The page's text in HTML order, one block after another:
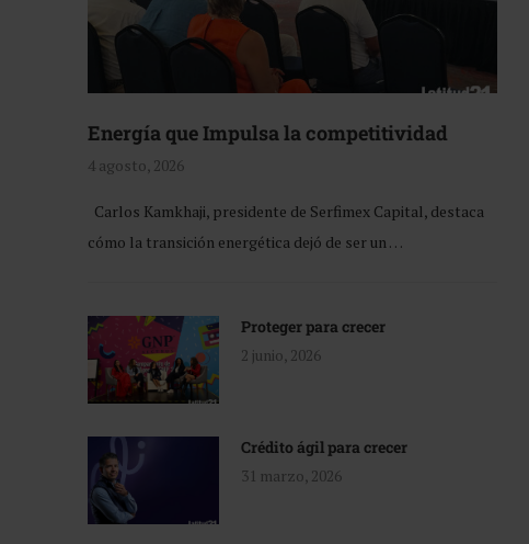
Energía que Impulsa la competitividad
4 agosto, 2026
Carlos Kamkhaji, presidente de Serfimex Capital, destaca
cómo la transición energética dejó de ser un …
Proteger para crecer
2 junio, 2026
Crédito ágil para crecer
31 marzo, 2026